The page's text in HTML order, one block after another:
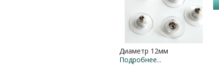
Диаметр 12мм
Подробнее...